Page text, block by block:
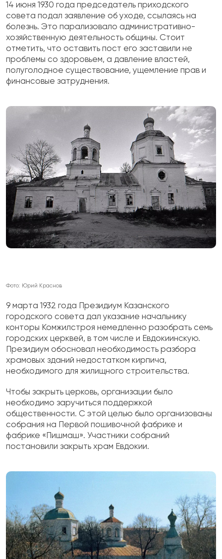
14 июня 1930 года председатель приходского
совета подал заявление об уходе, ссылаясь на
болезнь. Это парализовало административно-
хозяйственную деятельность общины. Стоит
отметить, что оставить пост его заставили не
проблемы со здоровьем, а давление властей,
полуголодное существование, ущемление прав и
финансовые затруднения.
Фото: Юрий Краснов
9 марта 1932 года Президиум Казанского
городского совета дал указание начальнику
конторы Комжилстроя немедленно разобрать семь
городских церквей, в том числе и Евдокиинскую.
Президиум обосновал необходимость разбора
храмовых зданий недостатком кирпича,
необходимого для жилищного строительства.
Чтобы закрыть церковь, организации было
необходимо заручиться поддержкой
общественности. С этой целью было организованы
собрания на Первой пошивочной фабрике и
фабрике «Пишмаш». Участники собраний
постановили закрыть храм Евдокии.